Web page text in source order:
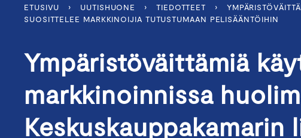
ETUSIVU › UUTISHUONE › TIEDOTTEET ›
SUOSITTELEE MARKKINOIJIA TUTUSTUMAAN PELISÄÄNTÖIHIN
Ympäristöväittämiä
markkinoinnissa
Keskuskauppakamarin